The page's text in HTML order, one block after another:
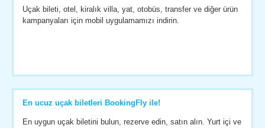
Uçak bileti, otel, kiralık villa, yat, otobüs, transfer ve diğer ürün
kampanyaları için mobil uygulamamızı indirin.
En ucuz uçak biletleri BookingFly ile!
En uygun uçak biletini bulun, rezerve edin, satın alın. Yurt içi ve